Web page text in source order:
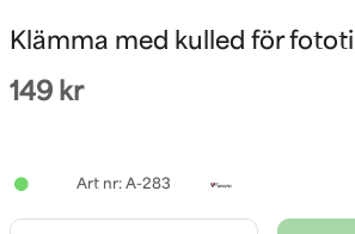
Klämma med kulled för
149 kr
A-283